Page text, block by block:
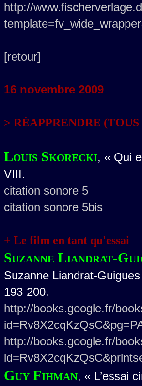
http://
[retour]
16 novembre 2009
> RÉAPPRENDRE
Louis Skorecki, « Qui
VIII.
citation sonore 5
citation sonore 5bis
+ Le film en tant qu'essai
Suzanne Liandrat-
Suzanne Liandrat-
193-200.
http://books.google.fr/
http://books.google.fr/
Guy Fihman, « L’essai